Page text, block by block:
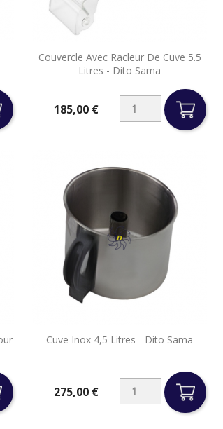
Couvercle Avec Racleur De Cuve 5.5
Litres - Dito Sama
185,00 €
Aperçu rapide
Cuve Inox 4,5 Litres - Dito Sama
275,00 €
 Aperçu rapide